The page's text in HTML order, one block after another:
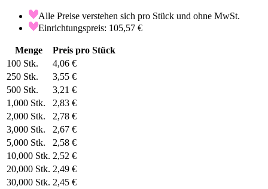
Alle Preise verstehen sich pro Stück und ohne MwSt.
Einrichtungspreis: 105,57 €
Menge
Preis pro Stück
100 Stk.
4,06 €
250 Stk.
3,55 €
500 Stk.
3,21 €
1,000 Stk.
2,83 €
2,000 Stk.
2,78 €
3,000 Stk.
2,67 €
5,000 Stk.
2,58 €
10,000 Stk. 2,52 €
20,000 Stk. 2,49 €
30,000 Stk. 2,45 €